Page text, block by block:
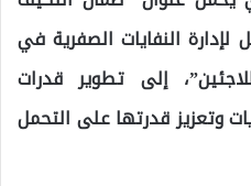
النفايات الصفرية في
إلى تطوير قدرات
وتعزيز قدرتها على التحمل